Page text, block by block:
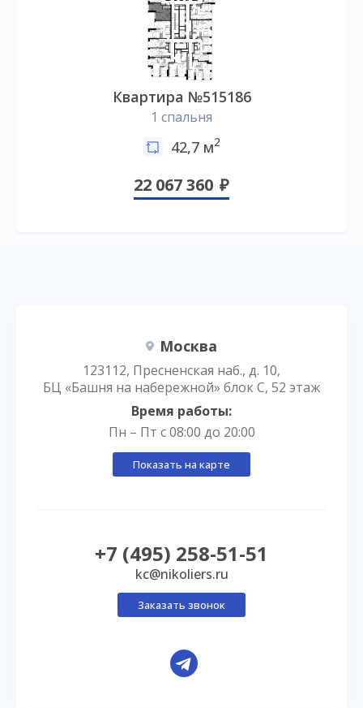
Квартира №515186
1 спальня
42,7 м2
22 067 360
Москва
123112, Пресненская наб., д. 10,
БЦ «Башня на набережной» блок С, 52 этаж
Время работы:
Пн – Пт с 08:00 до 20:00
Показать на карте
+7 (495) 258-51-51
kc@nikoliers.ru
Заказать звонок